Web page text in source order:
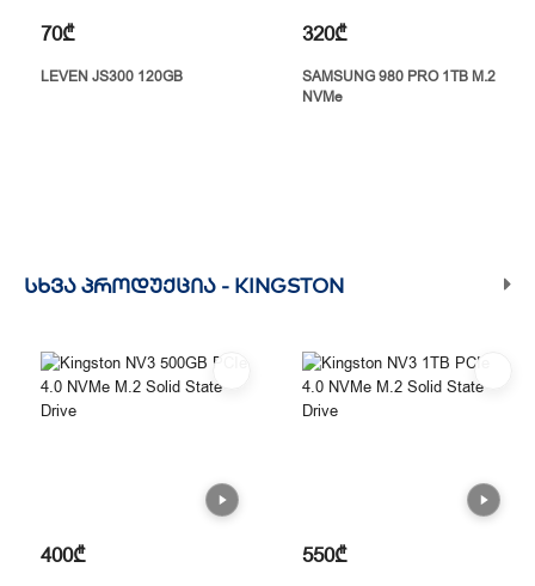
70₾
LEVEN JS300 120GB
320₾
SAMSUNG 980 PRO 1TB M.2
NVMe
ᲡᲮᲕᲐ ᲞᲠᲝᲓᲣᲥᲪᲘᲐ - KINGSTON
400₾ 550₾